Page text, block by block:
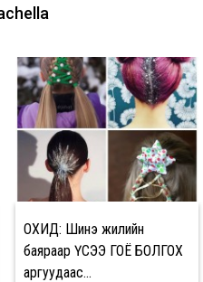
ОХИД: Шинэ жилийн
баяраар ҮСЭЭ ГОЁ БОЛГОХ
аргуудаас...